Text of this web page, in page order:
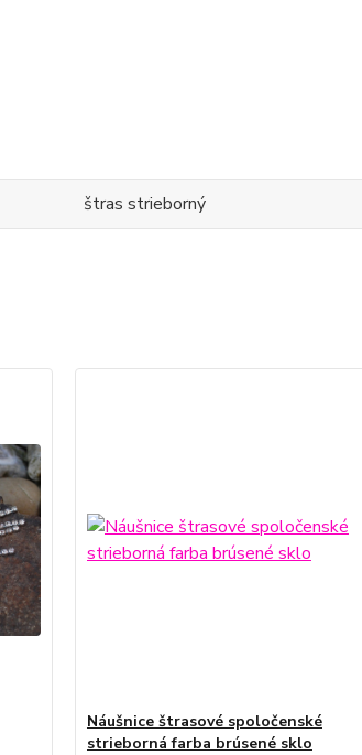
štras strieborný
Náušnice štrasové spoločenské
strieborná farba brúsené sklo